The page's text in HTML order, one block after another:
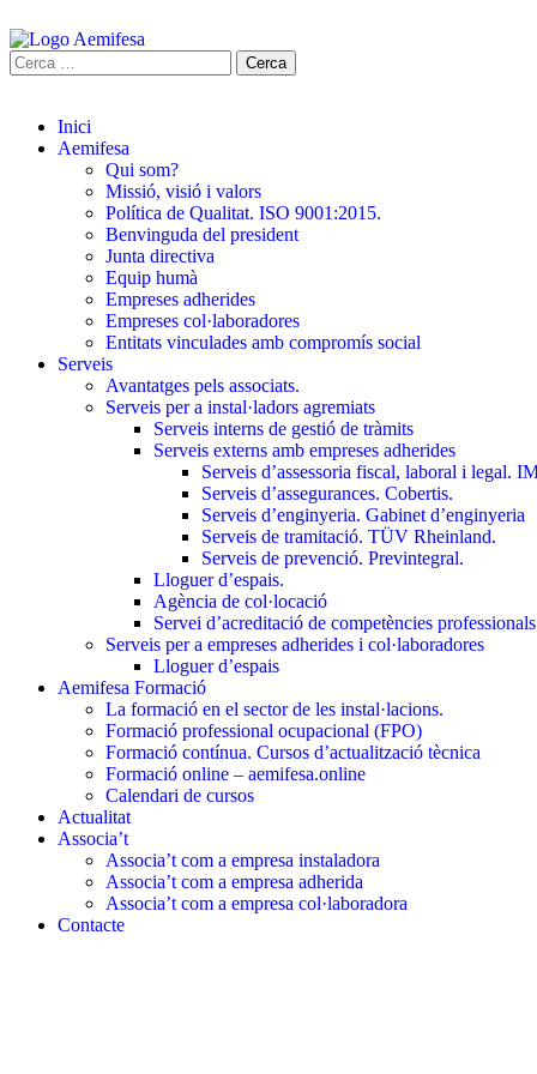
Inici
Aemifesa
Qui som?
Missió, visió i valors
Política de Qualitat. ISO 9001:2015.
Benvinguda del president
Junta directiva
Equip humà
Empreses adherides
Empreses col·laboradores
Entitats vinculades amb compromís social
Serveis
Avantatges pels associats.
Serveis per a instal·ladors agremiats
Serveis interns de gestió de tràmits
Serveis externs amb empreses adherides
Serveis d’assessoria fiscal, laboral i legal.
Serveis d’assegurances. Cobertis.
Serveis d’enginyeria. Gabinet d’enginyeria
Serveis de tramitació. TÜV Rheinland.
Serveis de prevenció. Previntegral.
Lloguer d’espais.
Agència de col·locació
Servei d’acreditació de competències
Serveis per a empreses adherides i col·laboradores
Lloguer d’espais
Aemifesa Formació
La formació en el sector de les instal·lacions.
Formació professional ocupacional (FPO)
Formació contínua. Cursos d’actualització tècnica
Formació online – aemifesa.online
Calendari de cursos
Actualitat
Associa’t
Associa’t com a empresa instaladora
Associa’t com a empresa adherida
Associa’t com a empresa col·laboradora
Contacte